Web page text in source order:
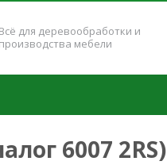
Всё для деревообработки и
производства мебели
6007 2RS)